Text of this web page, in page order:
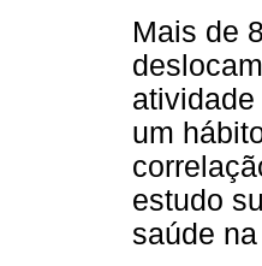
Mais de
um
estudo
saúde